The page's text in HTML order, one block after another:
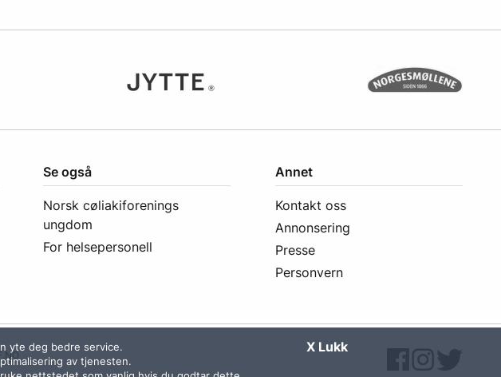
Se også
Norsk cøliakiforenings
ungdom
For helsepersonell
Annet
Kontakt oss
Annonsering
Presse
Personvern
X Lukk
yte deg bedre service.
av tjenesten.